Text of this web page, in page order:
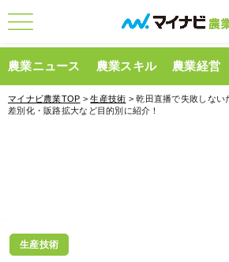
農業ニュース 農業スキル 農業経営
マイナビ農業TOP >生産技術 > 乾田直播で失敗しな
差別化・販路拡大など目的別に紹介！
生産技術